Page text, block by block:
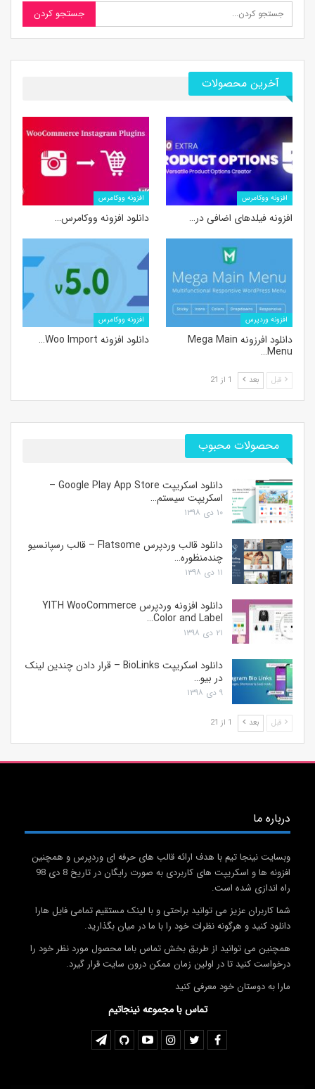
آخرین محصولات
افزونه ووکامرس
افزونه فیلدهای اضافی در…
افزونه ووکامرس
دانلود افزونه ووکامرس…
افزونه وردپرس
دانلود افرزونه Mega Main
Menu…
افزونه ووکامرس
دانلود افزونه Woo Import…
قبل بعد 1 از 21
محصولات محبوب
دانلود اسکریپت Google Play App Store –
اسکریپت سیستم…
۱۰ دی ۱۳۹۸
دانلود قالب وردپرس Flatsome – قالب رسپانسیو
چندمنظوره…
۱۱ دی ۱۳۹۸
دانلود افزونه وردپرس YITH WooCommerce
Color and Label…
۲۱ دی ۱۳۹۸
دانلود اسکریپت BioLinks – قرار دادن چندین لینک
در بیو…
۹ دی ۱۳۹۸
قبل بعد 1 از 21
درباره ما
وبسایت نینجا تیم با هدف ارائه قالب های حرفه ای وردپرس و همچنین
افزونه ها و اسکریپت های کاربردی به صورت رایگان در تاریخ 8 دی 98
راه اندازی شده است.
شما کاربران عزیز می توانید براحتی و با لینک مستقیم تمامی فایل هارا
دانلود کنید و هرگونه نظرات خود را با ما در میان بگذارید.
همچنین می توانید از طریق بخش تماس باما محصول مورد نظر خود را
درخواست کنید تا در اولین زمان ممکن درون سایت قرار گیرد.
مارا به دوستان خود معرفی کنید
تماس با مجموعه نینجاتیم